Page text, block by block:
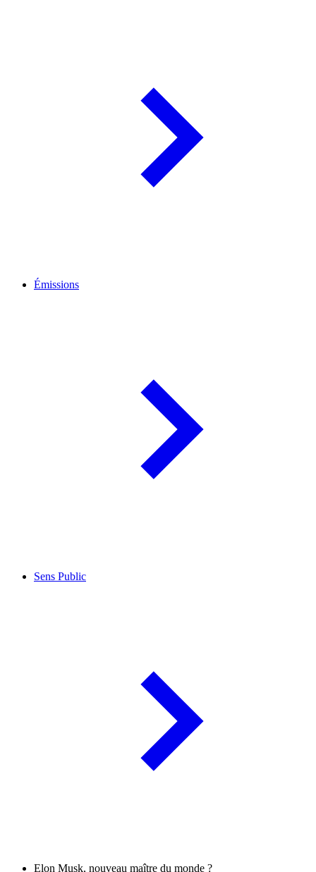
Émissions
Sens Public
Elon Musk, nouveau maître du monde ?